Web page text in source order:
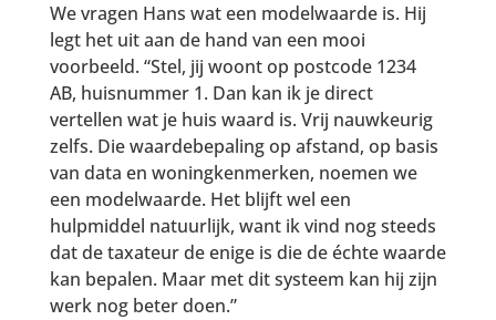
We vragen Hans wat een modelwaarde is. Hij
legt het uit aan de hand van een mooi
voorbeeld. “Stel, jij woont op postcode 1234
AB, huisnummer 1. Dan kan ik je direct
vertellen wat je huis waard is. Vrij nauwkeurig
zelfs. Die waardebepaling op afstand, op basis
van data en woningkenmerken, noemen we
een modelwaarde. Het blijft wel een
hulpmiddel natuurlijk, want ik vind nog steeds
dat de taxateur de enige is die de échte waarde
kan bepalen. Maar met dit systeem kan hij zijn
werk nog beter doen.”